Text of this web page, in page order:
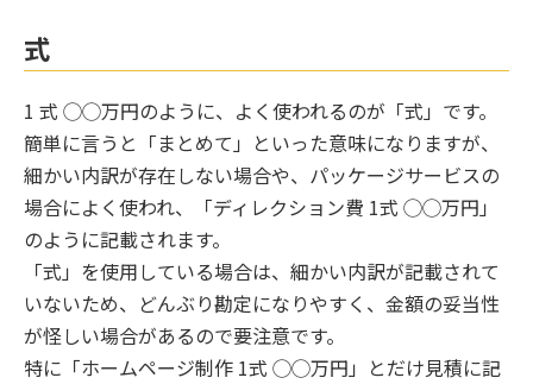
式
1 式 ◯◯万円のように、よく使われるのが「式」です。
簡単に言うと「まとめて」といった意味になりますが、
細かい内訳が存在しない場合や、パッケージサービスの
場合によく使われ、「ディレクション費 1式 ◯◯万円」
のように記載されます。
「式」を使用している場合は、細かい内訳が記載されて
いないため、どんぶり勘定になりやすく、金額の妥当性
が怪しい場合があるので要注意です。
特に「ホームページ制作 1式 ◯◯万円」とだけ見積に記